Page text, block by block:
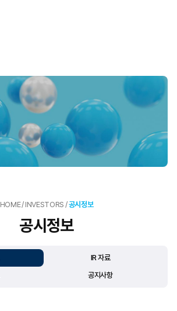
HOME/ INVESTORS /공시정보
공시정보
IR 자료
공지사항